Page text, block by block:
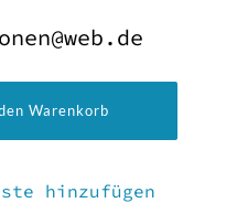
Warenkorb
hinzufügen